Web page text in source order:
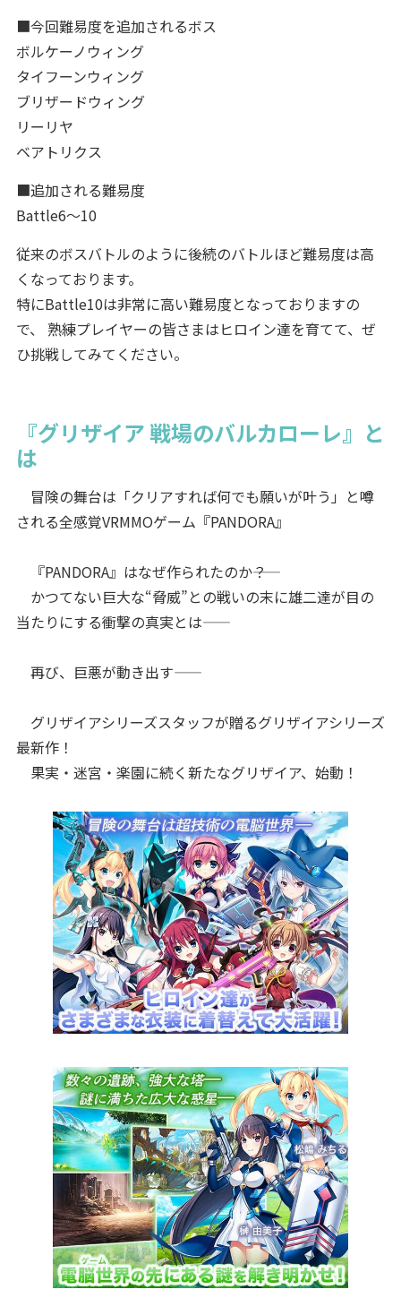
■今回難易度を追加されるボス
ボルケーノウィング
タイフーンウィング
ブリザードウィング
リーリヤ
ベアトリクス
■追加される難易度
Battle6～10
従来のボスバトルのように後続のバトルほど難易度は高
くなっております。
特にBattle10は非常に高い難易度となっておりますの
で、 熟練プレイヤーの皆さまはヒロイン達を育てて、ぜ
ひ挑戦してみてください。
『グリザイア 戦場のバルカローレ』と
は
冒険の舞台は「クリアすれば何でも願いが叶う」と噂
される全感覚VRMMOゲーム『PANDORA』
『PANDORA』はなぜ作られたのか――？
かつてない巨大な“脅威”との戦いの末に雄二達が目の
当たりにする衝撃の真実とは――
再び、巨悪が動き出す――
グリザイアシリーズスタッフが贈るグリザイアシリーズ
最新作！
果実・迷宮・楽園に続く新たなグリザイア、始動！